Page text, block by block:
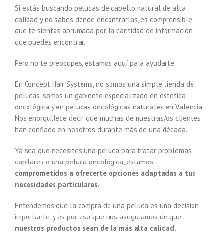
Si estás buscando pelucas de cabello natural de alta
calidad y no sabes dónde encontrarlas, es comprensible
que te sientas abrumada por la cantidad de información
que puedes encontrar.
Pero no te preocupes, estamos aquí para ayudarte.
En Concept Hair Systems, no somos una simple tienda de
pelucas, somos un gabinete especializado en estética
oncológica y en pelucas oncológicas naturales en Valencia.
Nos enorgullece decir que muchas de nuestras/os clientes
han confiado en nosotros durante más de una década.
Ya sea que necesites una peluca para tratar problemas
capilares o una peluca oncológica, estamos
comprometidos a ofrecerte opciones adaptadas a tus
necesidades particulares.
Entendemos que la compra de una peluca es una decisión
importante, y es por eso que nos aseguramos de que
nuestros productos sean de la más alta calidad.